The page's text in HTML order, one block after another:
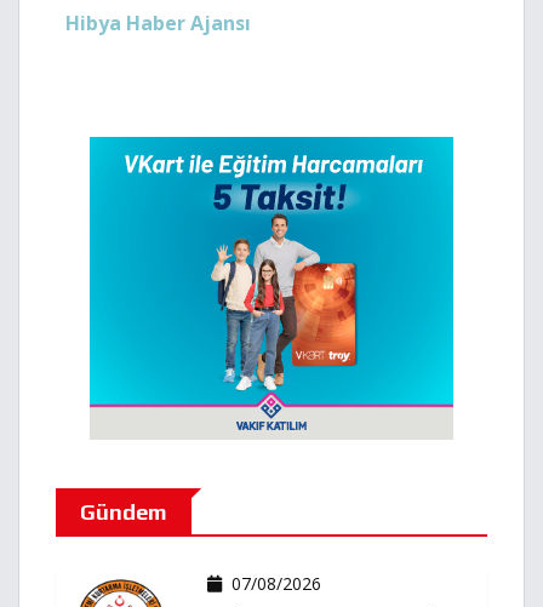
Hibya Haber Ajansı
Gündem
07/08/2026